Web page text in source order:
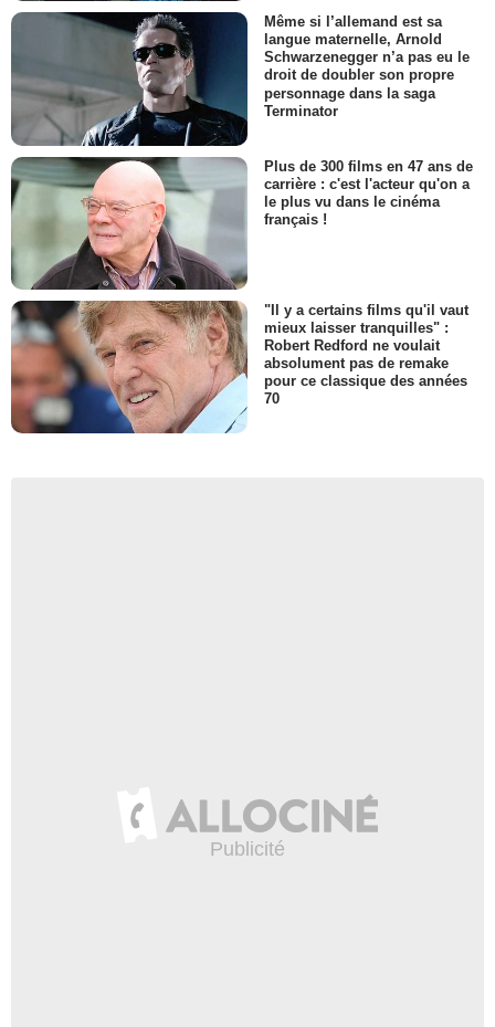
Même si l’allemand est sa
langue maternelle, Arnold
Schwarzenegger n’a pas eu le
droit de doubler son propre
personnage dans la saga
Terminator
Plus de 300 films en 47 ans de
carrière : c'est l'acteur qu'on a
le plus vu dans le cinéma
français !
"Il y a certains films qu'il vaut
mieux laisser tranquilles" :
Robert Redford ne voulait
absolument pas de remake
pour ce classique des années
70